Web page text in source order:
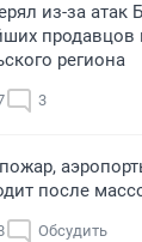
из-за атак
продавцов
региона
3
после
Обсудить